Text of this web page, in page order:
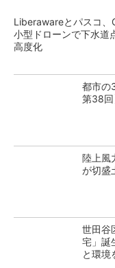
Liberawareとパスコ、
小型ドローンで下水道
高度化
都市の
第38回
陸上風
が切盛
世田谷
宅」誕
と環境